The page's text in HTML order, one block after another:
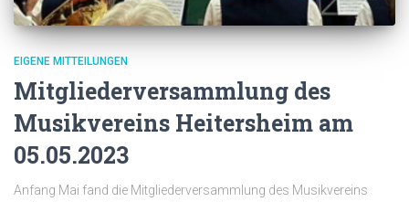
EIGENE MITTEILUNGEN
Mitgliederversammlung des
Musikvereins Heitersheim am
05.05.2023
Anfang Mai fand die Mitgliederversammlung des Musikvereins